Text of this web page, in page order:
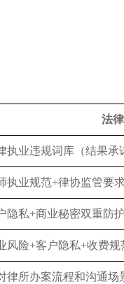
法
执业违规词库（结果承
执业规范+律协监管要
隐私+商业秘密双重防护
风险+客户隐私+收费规
律所办案流程和沟通场